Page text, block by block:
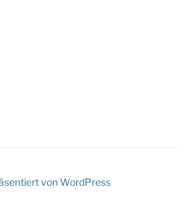
von WordPress